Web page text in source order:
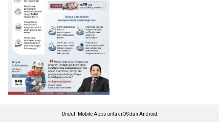
Unduh Mobile Apps untuk iOS dan Android